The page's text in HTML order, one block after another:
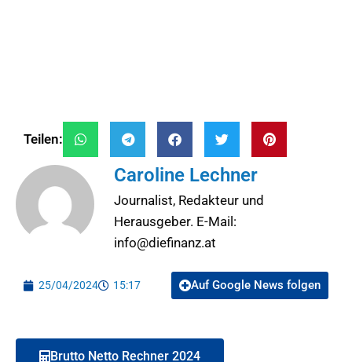
Teilen:
Caroline Lechner
Journalist, Redakteur und
Herausgeber. E-Mail:
info@diefinanz.at
25/04/2024 15:17 Auf Google News folgen
Brutto Netto Rechner 2024